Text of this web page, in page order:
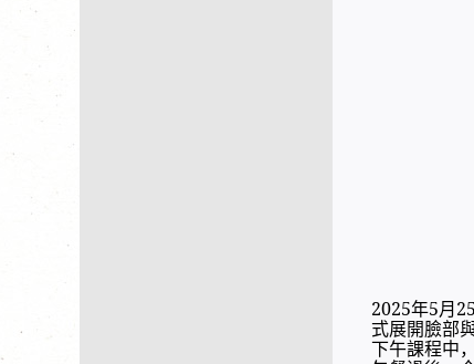
2025年5月
式展開臉部
下午課程中